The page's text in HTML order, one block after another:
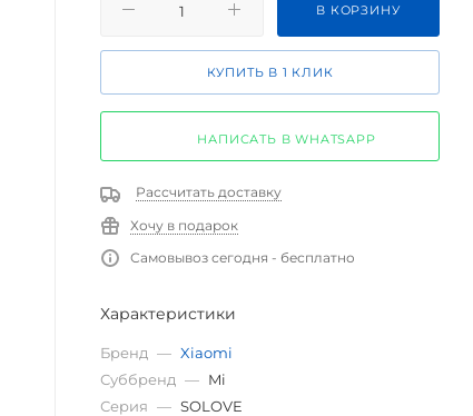
В КОРЗИНУ
КУПИТЬ В 1 КЛИК
НАПИСАТЬ В WHATSAPP
Рассчитать доставку
Хочу в подарок
Самовывоз сегодня - бесплатно
Характеристики
Бренд — Xiaomi
Суббренд — Mi
Серия — SOLOVE